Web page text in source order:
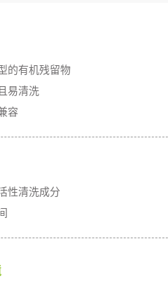
的有机残留物
易清洗
容
性清洗成分